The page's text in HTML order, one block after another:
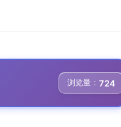
浏览量： 724